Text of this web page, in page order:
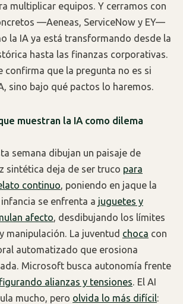
multiplicar equipos. Y cerramos con
—Aeneas, ServiceNow y EY—
la IA ya está transformando desde la
hasta las finanzas corporativas.
confirma que la pregunta no es si
sino bajo qué pactos lo haremos.
muestran la IA como dilema
semana dibujan un paisaje de
sintética deja de ser truco para
continuo, poniendo en jaque la
se enfrenta a juguetes y
afecto, desdibujando los límites
manipulación. La juventud choca con
automatizado que erosiona
Microsoft busca autonomía frente
alianzas y tensiones. El AI
mucho, pero olvida lo más difícil: